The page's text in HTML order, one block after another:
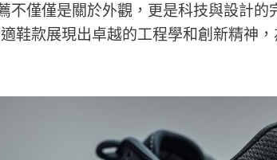
不僅僅是關於外觀，更是科技與設計的
鞋款展現出卓越的工程學和創新精神